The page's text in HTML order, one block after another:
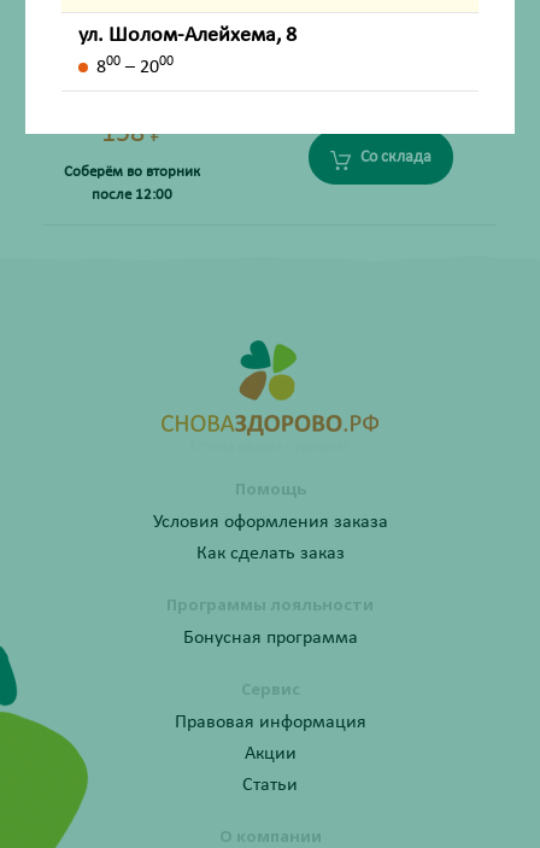
158₽
Соберём во вторник
после 12:00
Со склада
Помощь
Условия оформления заказа
Как сделать заказ
Программы лояльности
Бонусная программа
Сервис
Правовая информация
Акции
Статьи
О компании
ул. Шолом-Алейхема, 8
800 – 2000